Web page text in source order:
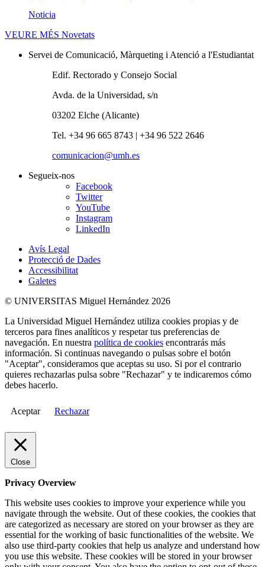
Noticia
VEURE MÉS Novetats
Servei de Comunicació, Màrqueting i Atenció a l'Estudiantat
Edif. Rectorado y Consejo Social
Avda. de la Universidad, s/n
03202 Elche (Alicante)
Tel. +34 96 665 8743 | +34 96 522 2646
comunicacion@umh.es
Segueix-nos
Facebook
Twitter
YouTube
Instagram
LinkedIn
Avís Legal
Protecció de Dades
Accessibilitat
Galetes
© UNIVERSITAS Miguel Hernández 2026
La Universidad Miguel Hernández utiliza cookies propias y de
terceros para fines analíticos y respetar tus preferencias de
navegación. En nuestra política de cookies encontrarás más
información. Si continuas navegando o pulsas sobre el botón
"Aceptar", consideramos que aceptas su uso. Si por el contrario
quieres rechazarlas pulsa sobre "Rechazar" y te indicaremos cómo
debes hacerlo.
Aceptar Rechazar
Close
Privacy Overview
This website uses cookies to improve your experience while you
navigate through the website. Out of these cookies, the cookies that
are categorized as necessary are stored on your browser as they are
essential for the working of basic functionalities of the website. We
also use third-party cookies that help us analyze and understand how
you use this website. These cookies will be stored in your browser